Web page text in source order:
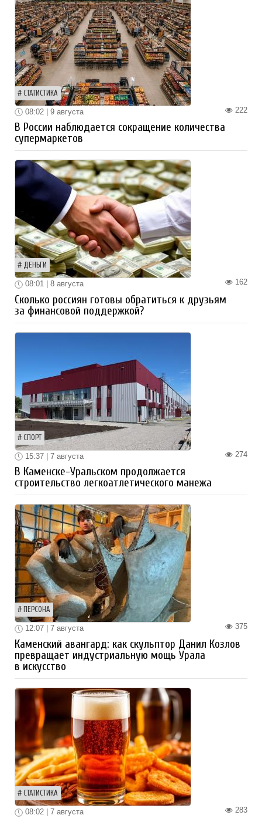
СТАТИСТИКА
222
08:02 | 9 августа
В России наблюдается сокращение количества
супермаркетов
ДЕНЬГИ
162
08:01 | 8 августа
Сколько россиян готовы обратиться к друзьям
за финансовой поддержкой?
СПОРТ
274
15:37 | 7 августа
В Каменске-Уральском продолжается
строительство легкоатлетического манежа
ПЕРСОНА
375
12:07 | 7 августа
Каменский авангард: как скульптор Данил Козлов
превращает индустриальную мощь Урала
в искусство
СТАТИСТИКА
283
08:02 | 7 августа